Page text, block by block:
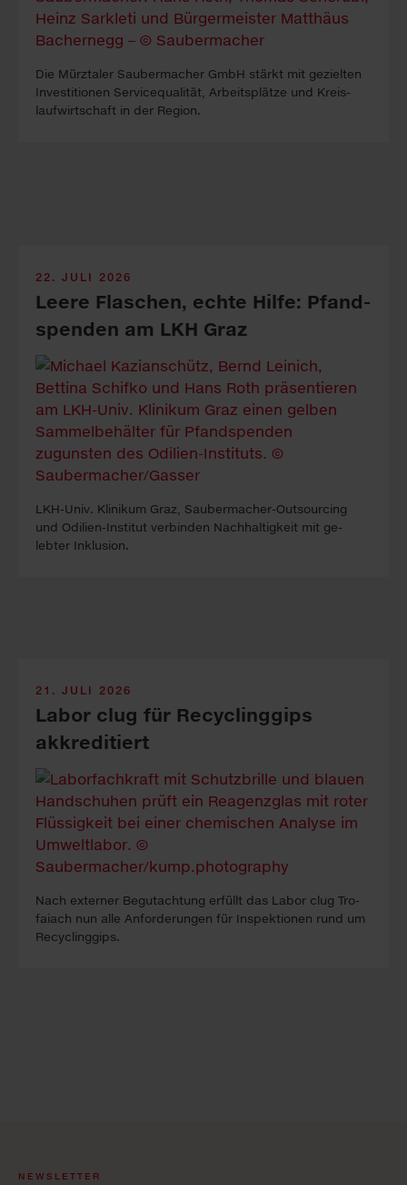
Die Mürztaler Sauber­macher GmbH stärkt mit ge­zielten
In­vest­itionen Service­qualität, Arbeits­plätze und Kreis­
lauf­wirt­schaft in der Re­gion.
22. JULI 2026
Leere Fla­sch­en, echte Hil­fe: Pfand­
spen­den am LKH Graz
LKH-Univ. Kli­ni­kum Graz, Sauber­macher-Out­sour­cing
und Odilien-In­stitut ver­binden Nach­haltig­keit mit ge­
lebter In­klus­ion.
21. JULI 2026
Labor clug für Recyclinggips
akkreditiert
Nach ex­ter­ner Be­gutacht­ung erfüllt das La­bor clug Tro­
faiach nun alle An­forder­ung­en für In­spekt­ion­en rund um
Re­cyc­ling­gips.
NEWSLETTER